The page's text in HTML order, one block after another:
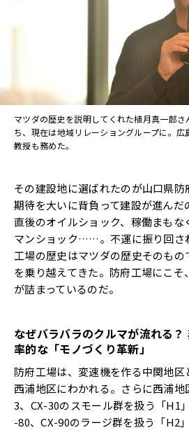
マツダの歴史を説明してくれた植月真一郎
ち、現在は地域リレーショングループに。
教授も務めた。
その建設地に選ばれたのが山口県防
期待を大いに背負って建設が進ん
直後のオイルショック、稼働まもな
マンショック……。不運に振り回さ
工場の歴史はマツダの歴史そのも
を乗り越えてきた。防府工場にこ
が詰まっているのだ。
なぜバラバラのクルマが流れる？
率的な「モノづくり革新」
防府工場は、変速機を作る中関地
西浦地区にわかれる。さらに西浦
3、CX-30のスモール群を扱う「H1
-80、CX-90のラージ群を扱う「H2